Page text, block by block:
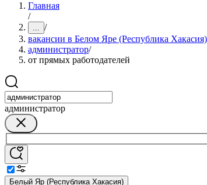
Главная
/
... /
вакансии в Белом Яре (Республика Хакасия)
администратор/
от прямых работодателей
администратор
Белый Яр (Республика Хакасия)